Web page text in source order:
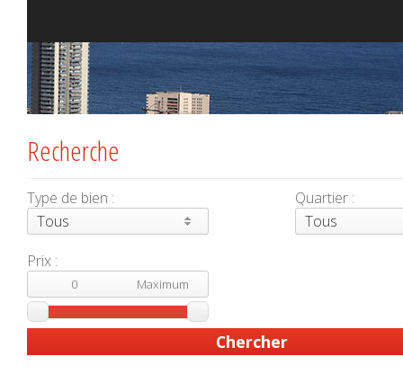
Recherche
Type de bien :
Tous
Quartier :
Tous
Prix :